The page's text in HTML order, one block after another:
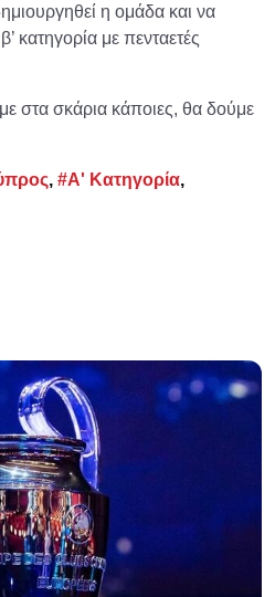
η ομάδα και να
κατηγορία με πενταετές
στα σκάρια κάποιες, θα δούμε
, #Α' Κατηγορία,